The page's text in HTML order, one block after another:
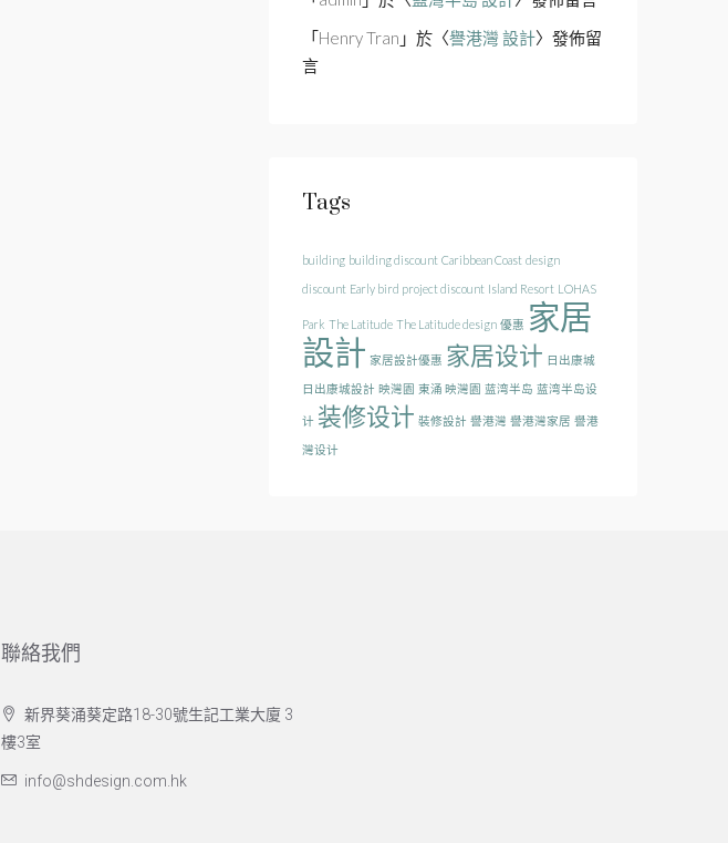
「Henry Tran 」於〈譽港灣 設計〉發佈留
言
Tags
building building discount Caribbean Coast design
discount Early bird project discount Island Resort LOHAS
Park The Latitude The Latitude design 優惠 家居
設計 家居設計優惠 家居设计 日出康城
日出康城設計 映灣園 東涌 映灣園 蓝湾半岛 蓝湾半岛设
计 装修设计 裝修設計 譽港灣 譽港灣家居 譽港
灣设计
聯絡我們
新界葵涌葵定路18-30號生記工業大廈 3
樓3室
info@shdesign.com.hk